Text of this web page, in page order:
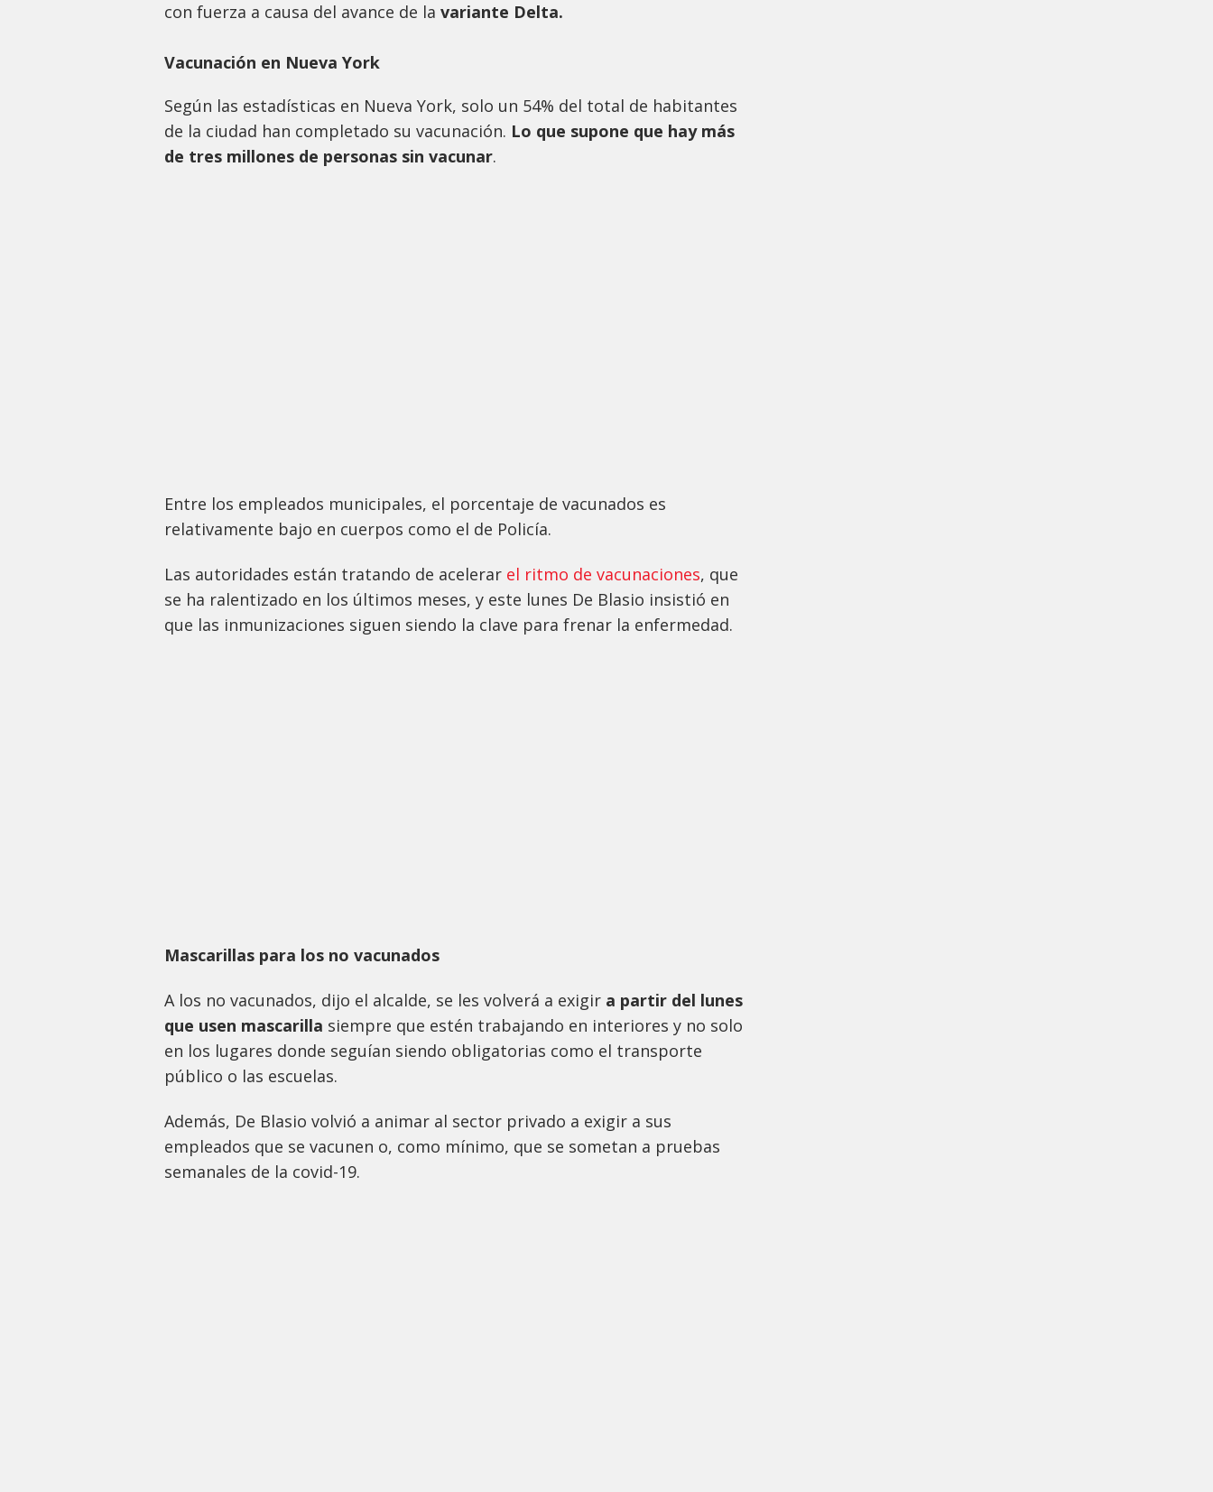
con fuerza a causa del avance de la variante Delta.
Vacunación en Nueva York
Según las estadísticas en Nueva York, solo un 54% del total de habitantes
de la ciudad han completado su vacunación. Lo que supone que hay más
de tres millones de personas sin vacunar.
Entre los empleados municipales, el porcentaje de vacunados es
relativamente bajo en cuerpos como el de Policía.
Las autoridades están tratando de acelerar el ritmo de vacunaciones, que
se ha ralentizado en los últimos meses, y este lunes De Blasio insistió en
que las inmunizaciones siguen siendo la clave para frenar la enfermedad.
Mascarillas para los no vacunados
A los no vacunados, dijo el alcalde, se les volverá a exigir a partir del lunes
que usen mascarilla siempre que estén trabajando en interiores y no solo
en los lugares donde seguían siendo obligatorias como el transporte
público o las escuelas.
Además, De Blasio volvió a animar al sector privado a exigir a sus
empleados que se vacunen o, como mínimo, que se sometan a pruebas
semanales de la covid-19.